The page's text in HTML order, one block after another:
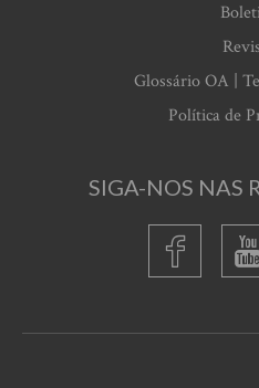
Glossário OA |
Política de
SIGA-NOS NAS